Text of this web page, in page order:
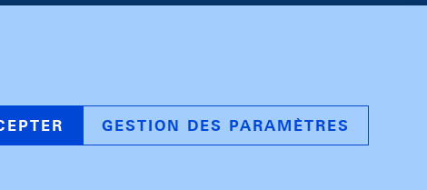
GESTION DES PARAMÈTRES